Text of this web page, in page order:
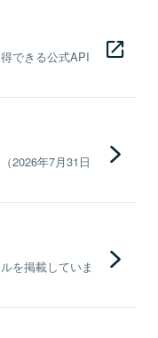
できる公式API
2026年7月31日
を掲載していま